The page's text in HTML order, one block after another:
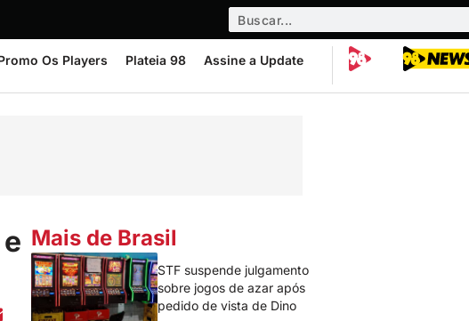
Os Players Plateia 98 Assine a Update
Mais de Brasil
STF suspende julgamento
sobre jogos de azar após
pedido de vista de Dino